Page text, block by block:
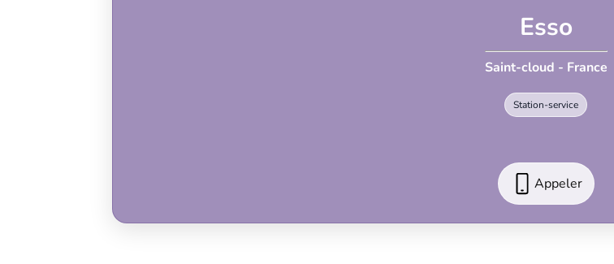
Esso
Saint-cloud - France
Station-service
Appeler